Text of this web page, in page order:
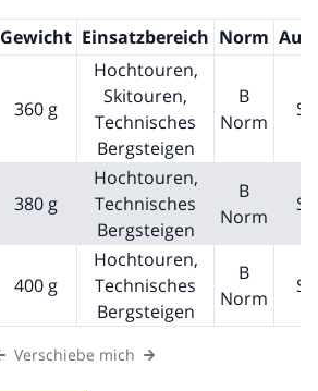
Gewicht Einsatzbereich Norm
360 g
Hochtouren,
Skitouren,
Technisches
Bergsteigen
B
Norm
380 g
Hochtouren,
Technisches
Bergsteigen
B
Norm
400 g
Hochtouren,
Technisches
Bergsteigen
B
Norm
Verschiebe mich